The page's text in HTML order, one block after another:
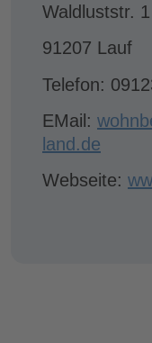
Waldluststr. 1
91207 Lauf
Telefon:
EMail:
land.de
Webseite: